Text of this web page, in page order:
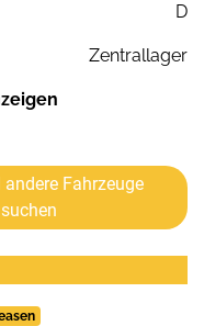
D
Zentrallager
Fahrzeuge